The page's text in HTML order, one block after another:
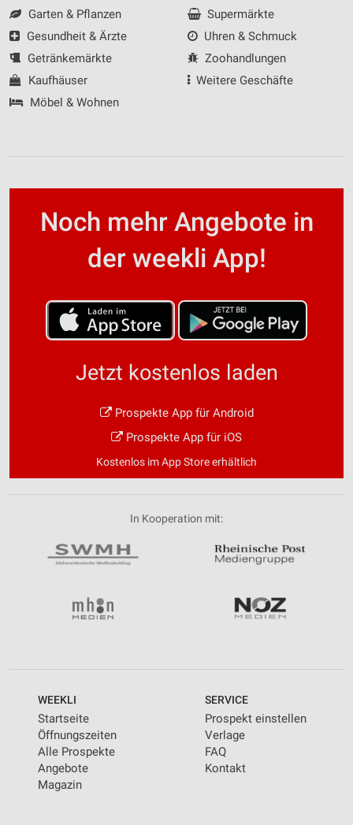
Garten & Pflanzen
Gesundheit & Ärzte
Getränkemärkte
Kaufhäuser
Möbel & Wohnen
Supermärkte
Uhren & Schmuck
Zoohandlungen
Weitere Geschäfte
Noch mehr Angebote in
der weekli App!
Jetzt kostenlos laden
Prospekte App für Android
Prospekte App für iOS
Kostenlos im App Store erhältlich
In Kooperation mit:
WEEKLI
Startseite
Öffnungszeiten
Alle Prospekte
Angebote
Magazin
SERVICE
Prospekt einstellen
Verlage
FAQ
Kontakt